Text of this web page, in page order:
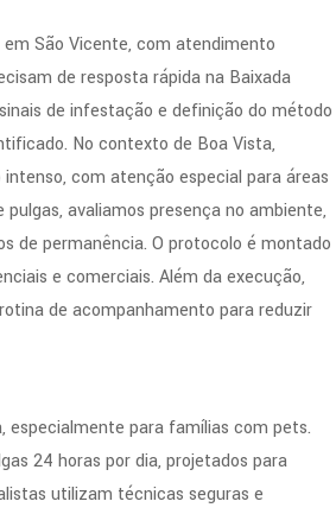
São Vicente, com atendimento
de resposta rápida na Baixada
de infestação e definição do método
No contexto de Boa Vista,
com atenção especial para áreas
avaliamos presença no ambiente,
de permanência. O protocolo é montado
e comerciais. Além da execução,
de acompanhamento para reduzir
especialmente para famílias com pets.
24 horas por dia, projetados para
utilizam técnicas seguras e